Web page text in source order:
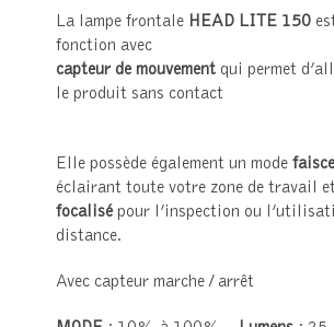
La lampe frontale HEAD LITE 150
fonction avec
capteur de mouvement qui permet
le produit sans contact
Elle possède également un mode
éclairant toute votre zone de travail
focalisé pour l’inspection ou
distance.
Avec capteur marche / arrêt